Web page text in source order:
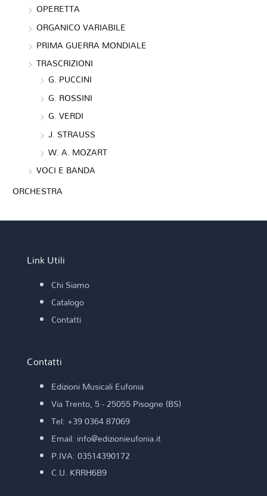
OPERETTA
ORGANICO VARIABILE
PRIMA GUERRA MONDIALE
TRASCRIZIONI
G. PUCCINI
G. ROSSINI
G. VERDI
J. STRAUSS
W. A. MOZART
VOCI E BANDA
ORCHESTRA
Link Utili
Chi Siamo
Catalogo
Contatti
Contatti
Edizioni Musicali Eufonia
Via Trento, 5 - 25055 Pisogne (BS)
Tel: +39 0364 87069
Email: info@edizionieufonia.it
P.IVA: 03514390172
C.U. KRRH6B9